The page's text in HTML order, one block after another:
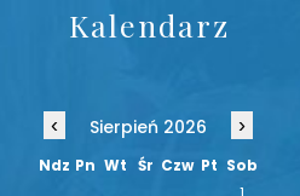
Kalendarz
‹ Sierpień 2026 ›
Ndz Pn Wt Śr Czw Pt Sob